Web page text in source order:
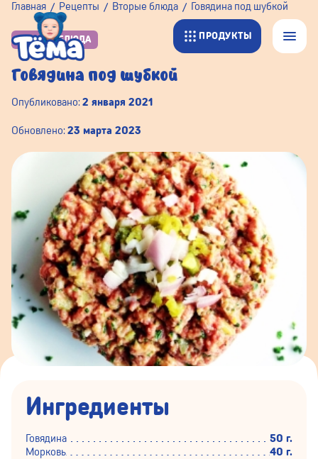
ПРОДУКТЫ
Главная Рецепты Вторые блюда Говядина под шубкой
ВТОРЫЕ БЛЮДА
Говядина под шубкой
Опубликовано:2 января 2021
Обновлено:23 марта 2023
Ингредиенты
Говядина
50 г.
Морковь
40 г.